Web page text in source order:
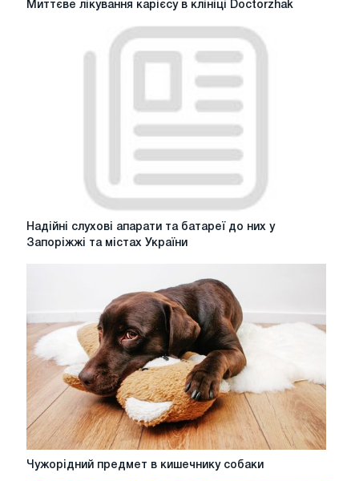
Миттєве лікування карієсу в клініці Doctorzhak
Надійні
слухові
них
у
Запоріжжі
України
Надійні слухові апарати та батареї до них у
Запоріжжі та містах України
Чужорідний
предмет
Чужорідний предмет в кишечнику собаки